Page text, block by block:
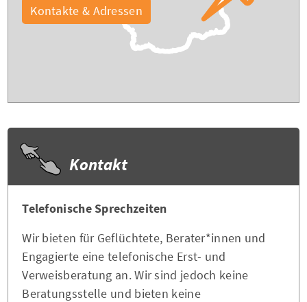
Kontakte & Adressen
Kontakt
Telefonische Sprechzeiten
Wir bieten für Geflüchtete, Berater*innen und
Engagierte eine telefonische Erst- und
Verweisberatung an. Wir sind jedoch keine
Beratungsstelle und bieten keine